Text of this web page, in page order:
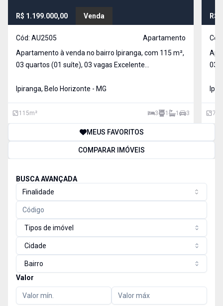
R$ 1.199.000,00 Venda
Cód: AU2505
Apartamento
Apartamento à venda no bairro Ipiranga, com 115 m²,
03 quartos (01 suíte), 03 vagas Excelente
e lazer completo em uma localização privilegiada de
ampl
Ipiranga, Belo Horizonte - MG
115m² 3 1 1 3
R$
03
e
75
MEUS FAVORITOS
COMPARAR IMÓVEIS
BUSCA AVANÇADA
Finalidade
Tipos de imóvel
Cidade
Bairro
Valor